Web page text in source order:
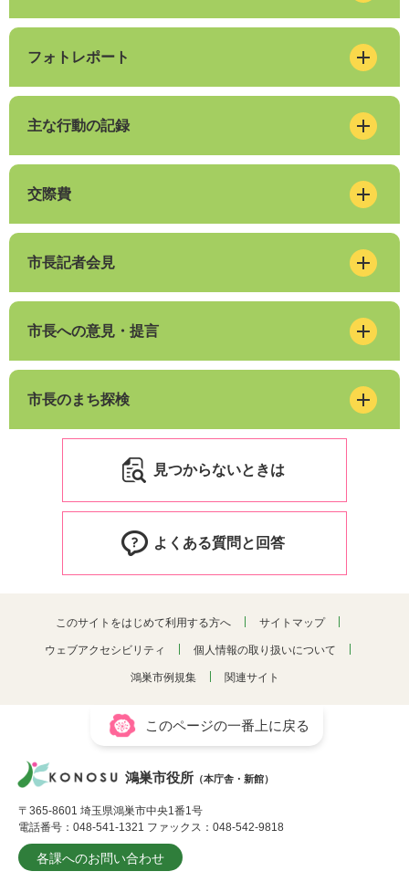
フォトレポート
主な行動の記録
交際費
市長記者会見
市長への意見・提言
市長のまち探検
見つからないときは
よくある質問と回答
このサイトをはじめて利用する方へ サイトマップ
ウェブアクセシビリティ 個人情報の取り扱いについて
鴻巣市例規集 関連サイト
このページの一番上に戻る
鴻巣市役所 （本庁舎・新館）
〒365-8601 埼玉県鴻巣市中央1番1号
電話番号：048-541-1321 ファックス：048-542-9818
各課へのお問い合わせ